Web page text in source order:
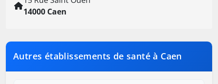
14000 Caen
Autres établissements de santé à Caen